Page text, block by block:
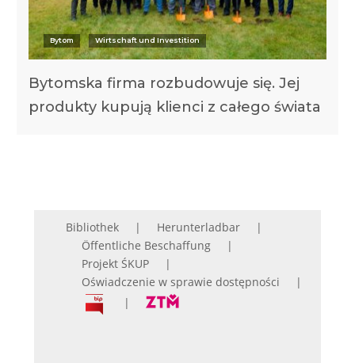
Bytom Wirtschaft und Investition
Bytomska firma rozbudowuje się. Jej
produkty kupują klienci z całego świata
Bibliothek
Herunterladbar
Öffentliche Beschaffung
Projekt ŚKUP
Oświadczenie w sprawie dostępności